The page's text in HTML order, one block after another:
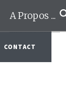
A Propos ...
CONTACT